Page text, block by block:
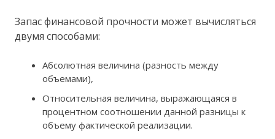
Запас финансовой прочности может вычисляться
двумя способами:
Абсолютная величина (разность между
объемами),
Относительная величина, выражающаяся в
процентном соотношении данной разницы к
объему фактической реализации.